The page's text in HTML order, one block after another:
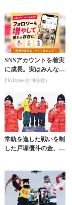
SNSアカウントを着実
に成長。実はみんなコ
コ使ってます。
PR(Dreaw合同会社)
常軌を逸した戦いを制
した戸塚優斗の金、表
成度、平野歩夢の極
限...